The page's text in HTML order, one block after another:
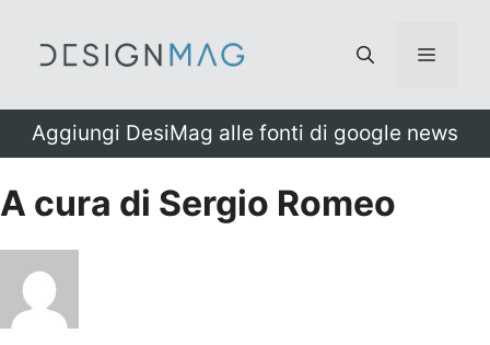
Menu
Aggiungi DesiMag alle fonti di google news
A cura di Sergio Romeo